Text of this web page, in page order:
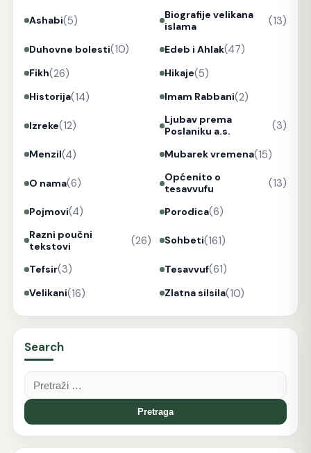
Ashabi(5)
Biografije velikana
islama
(13)
Duhovne bolesti(10) Edeb i Ahlak(47)
Fikh(26) Hikaje(5)
Historija(14) Imam Rabbani(2)
Izreke(12)
Ljubav prema
Poslaniku a.s.
(3)
Menzil(4) Mubarek vremena(15)
O nama(6)
Općenito o
tesavvufu
(13)
Pojmovi(4) Porodica(6)
Razni poučni
tekstovi
(26) Sohbeti(161)
Tefsir(3) Tesavvuf(61)
Velikani(16) Zlatna silsila(10)
Search
Pretraga: